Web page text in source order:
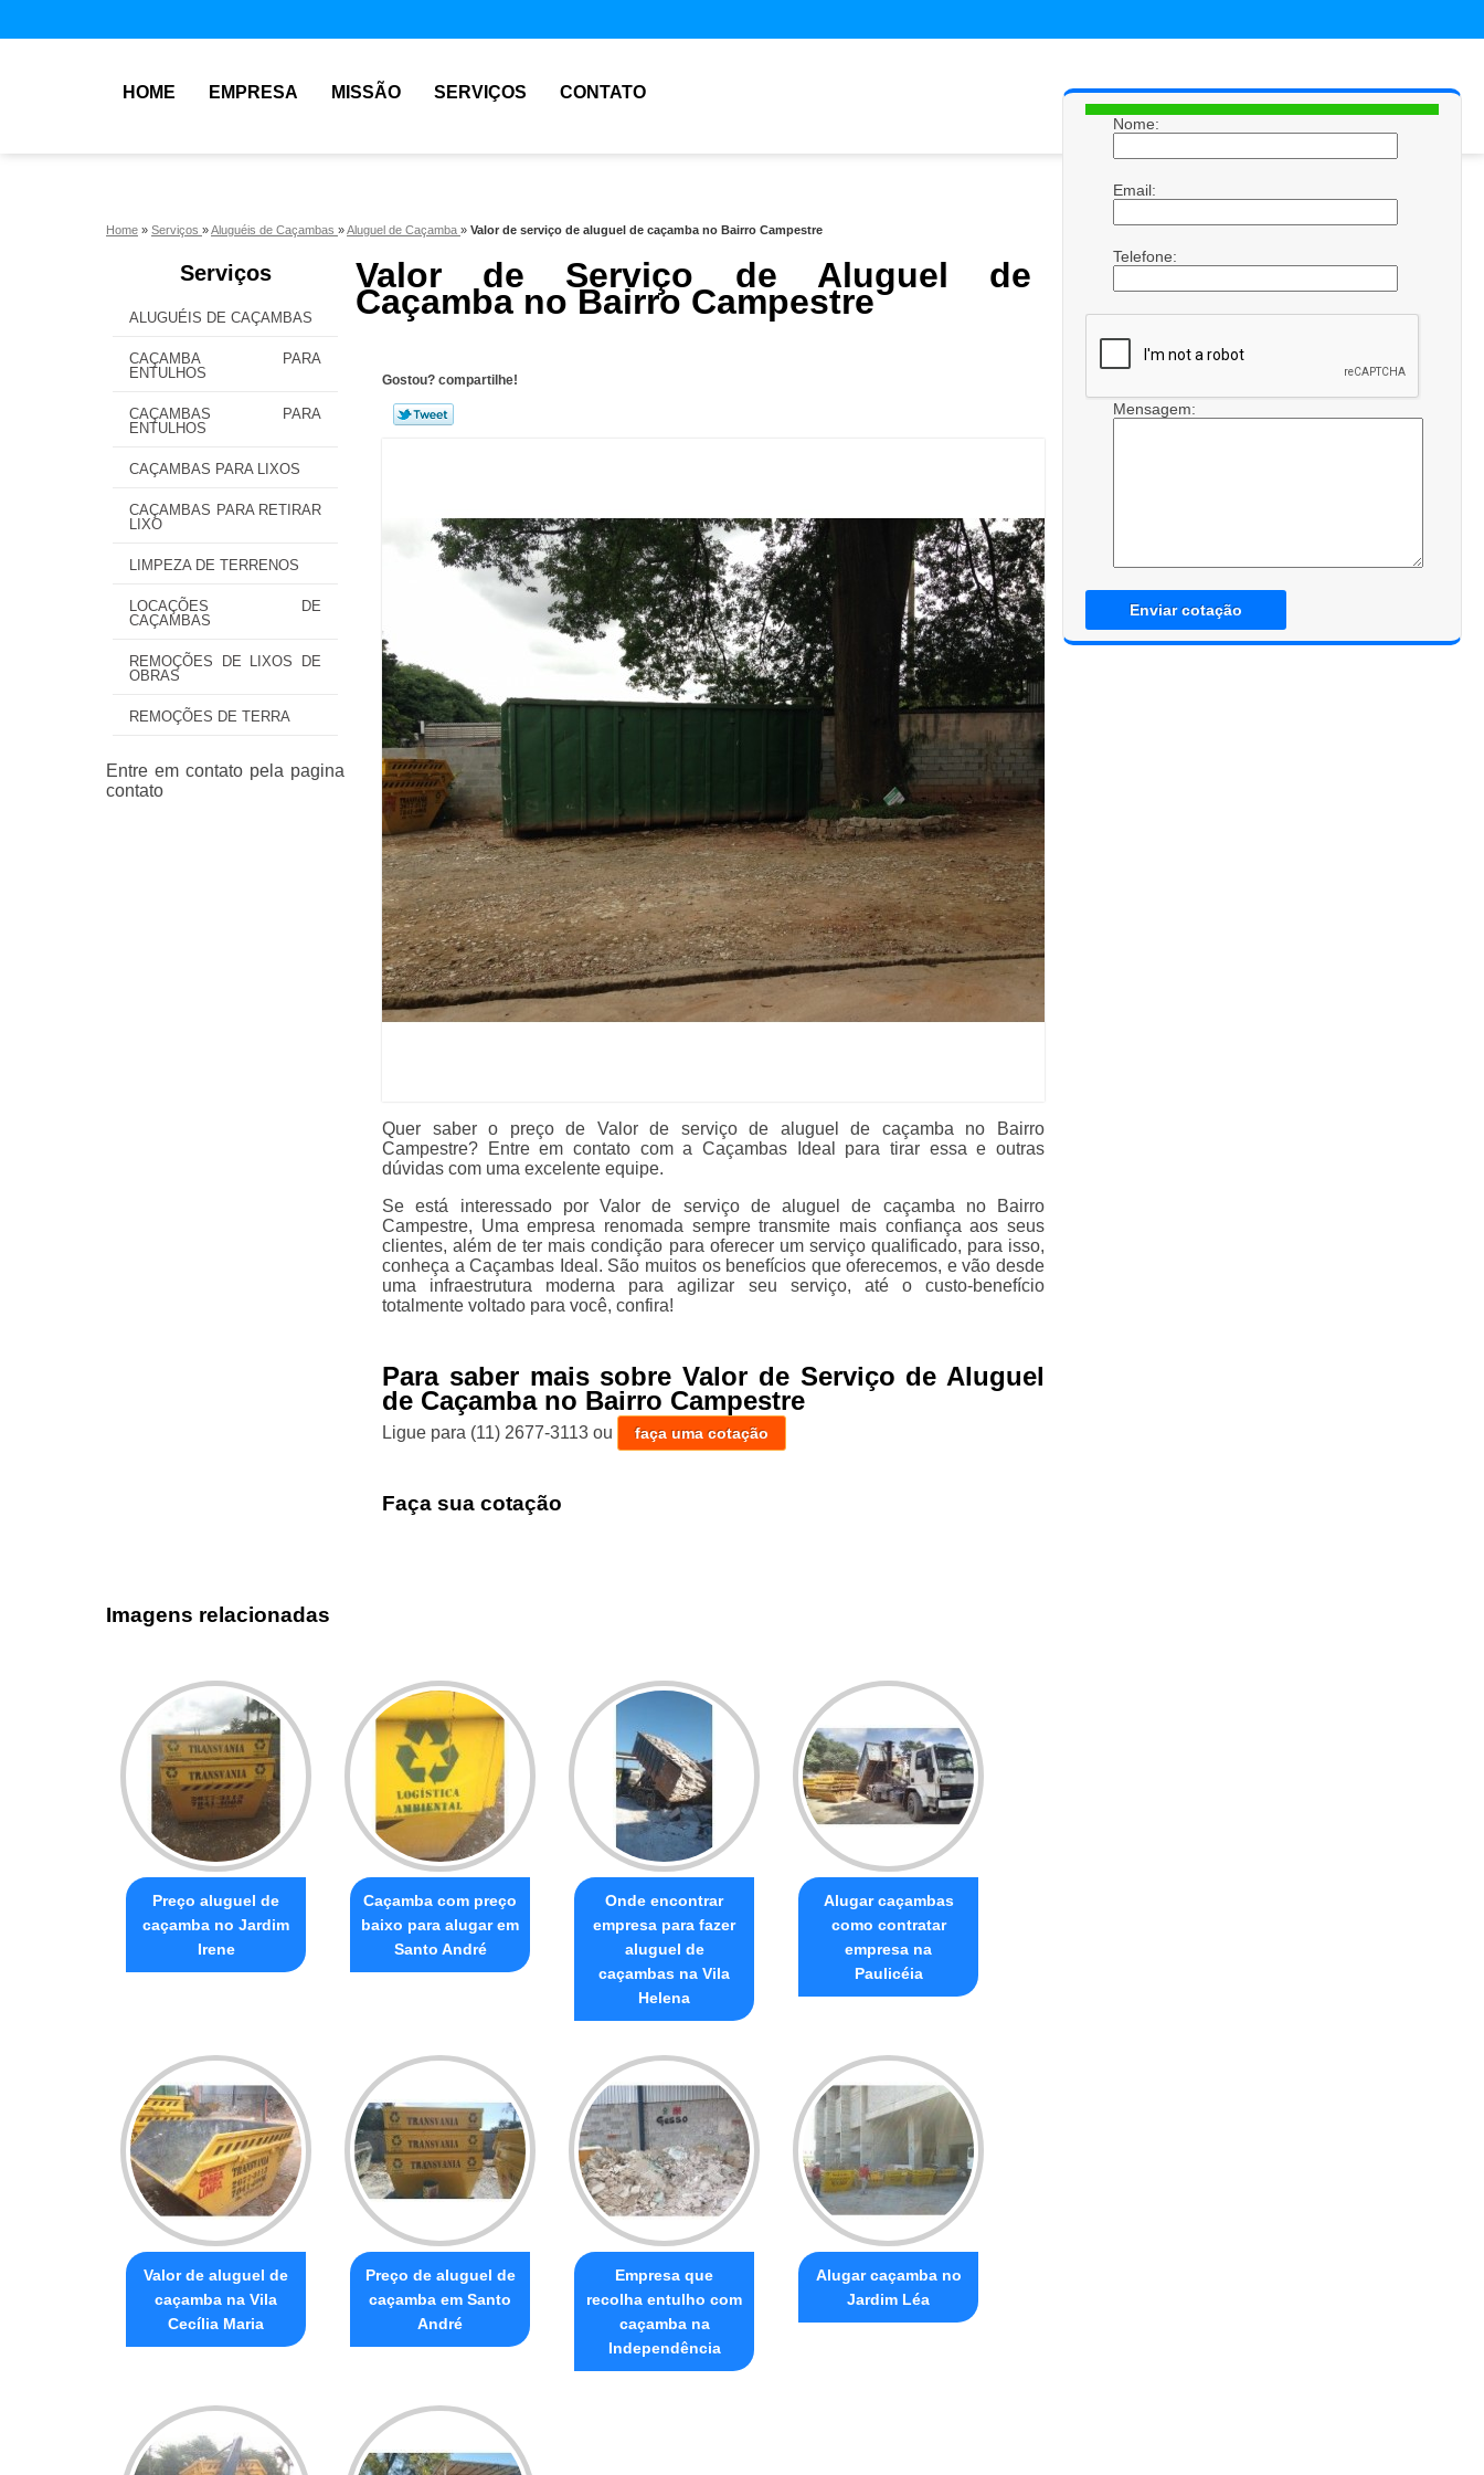
HOME EMPRESA MISSÃO SERVIÇOS CONTATO
Home » Serviços »Aluguéis de Caçambas »Aluguel de Caçamba » Valor de serviço de aluguel de caçamba no Bairro Campestre
Serviços
ALUGUÉIS DE CAÇAMBAS
CAÇAMBA PARA
ENTULHOS
CAÇAMBAS PARA
ENTULHOS
CAÇAMBAS PARA LIXOS
CAÇAMBAS PARA RETIRAR
LIXO
LIMPEZA DE TERRENOS
LOCAÇÕES DE
CAÇAMBAS
REMOÇÕES DE LIXOS DE
OBRAS
REMOÇÕES DE TERRA
Valor de Serviço de Aluguel de
Caçamba no Bairro Campestre
Gostou? compartilhe!
Quer saber o preço de Valor de serviço de aluguel de caçamba no Bairro
Campestre? Entre em contato com a Caçambas Ideal para tirar essa e outras
dúvidas com uma excelente equipe.
Se está interessado por Valor de serviço de aluguel de caçamba no Bairro
Campestre, Uma empresa renomada sempre transmite mais confiança aos seus
clientes, além de ter mais condição para oferecer um serviço qualificado, para isso,
conheça a Caçambas Ideal. São muitos os benefícios que oferecemos, e vão desde
uma infraestrutura moderna para agilizar seu serviço, até o custo-benefício
totalmente voltado para você, confira!
Para saber mais sobre Valor de Serviço de Aluguel
de Caçamba no Bairro Campestre
Ligue para (11) 2677-3113 ou faça uma cotação
Faça sua cotação
Nome:
Email:
Telefone:
Mensagem:
Enviar cotação
Imagens relacionadas
Preço aluguel de
caçamba no Jardim
Irene
Caçamba com preço
baixo para alugar em
Santo André
Onde encontrar
empresa para fazer
aluguel de
caçambas na Vila
Helena
Alugar caçambas
como contratar
empresa na
Paulicéia
Valor de aluguel de
caçamba na Vila
Cecília Maria
Preço de aluguel de
caçamba em Santo
André
Empresa que
recolha entulho com
caçamba na
Independência
Alugar caçamba no
Jardim Léa